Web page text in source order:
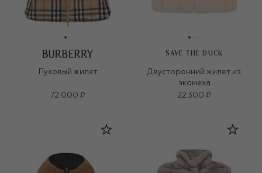
Пуховый жилет
72 000 ₽
SAVE THE DUCK
Двусторонний жилет из
экомеха
22 300 ₽